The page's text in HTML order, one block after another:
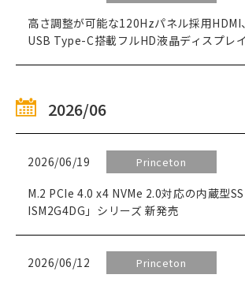
高さ調整が可能な120Hzパネル採用HDMI
USB Type-C搭載フルHD液晶ディスプレ
2026/06
2026/06/19 Princeton
M.2 PCIe 4.0 x4 NVMe 2.0対応の内蔵型
ISM2G4DG」シリーズ 新発売
2026/06/12 Princeton